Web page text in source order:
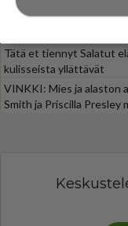
Luetuimmat: Aarne
Tätä et tiennyt Salatut
kulisseista yllättävät
VINKKI: Mies ja alaston
Smith ja Priscilla Presley